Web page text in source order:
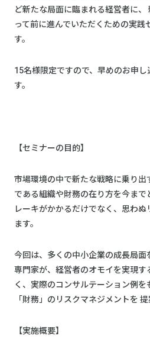
ど新たな局面に臨まれる経営者に
って前に進んでいただくための実践
す。
15名様限定ですので、早めのお申
す。
【セミナーの目的】
市場環境の中で新たな戦略に乗り出
である組織や財務の在り方を今ま
レーキがかかるだけでなく、思わ
ます。
今回は、多くの中小企業の成長局面
専門家が、経営者のオモイを実現す
く、実際のコンサルテーション例を
「財務」のリスクマネジメントを 提
【実施概要】